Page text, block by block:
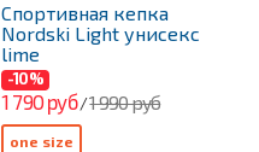
Спортивная кепка
Nordski Light унисекс
lime
-10%
1 790 руб/1 990 руб
one size